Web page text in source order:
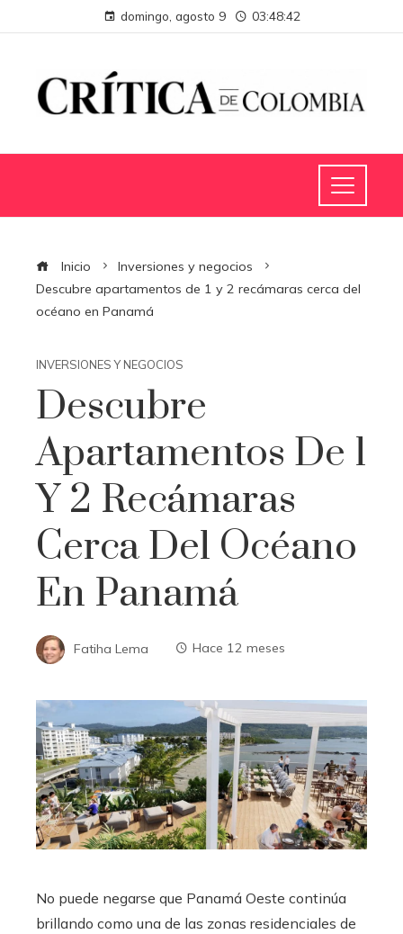
domingo, agosto 9 03:48:42
Inicio
Inversiones y negocios
Descubre apartamentos de 1 y 2 recámaras cerca del
océano en Panamá
INVERSIONES Y NEGOCIOS
Descubre
Apartamentos De 1
Y 2 Recámaras
Cerca Del Océano
En Panamá
Fatiha Lema Hace 12 meses
No puede negarse que Panamá Oeste continúa
brillando como una de las zonas residenciales de